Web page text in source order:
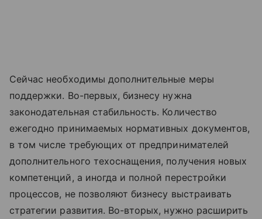
Сейчас необходимы дополнительные меры
поддержки. Во-первых, бизнесу нужна
законодательная стабильность. Количество
ежегодно принимаемых нормативных документов,
в том числе требующих от предпринимателей
дополнительного техоснащения, получения новых
компетенций, а иногда и полной перестройки
процессов, не позволяют бизнесу выстраивать
стратегии развития. Во-вторых, нужно расширить